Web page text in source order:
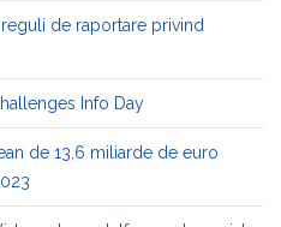
de raportare privind
Info Day
de 13,6 miliarde de euro